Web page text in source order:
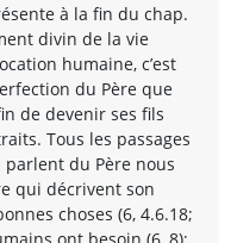
à la fin du chap.
divin de la vie
humaine, c’est
du Père que
de devenir ses fils
Tous les passages
du Père nous
qui décrivent son
choses (6, 4.6.18;